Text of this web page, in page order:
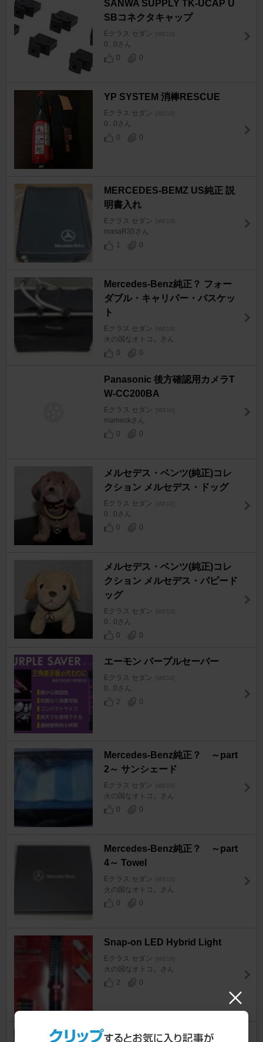
SANWA SUPPLY TK-UCAP U
SBコネクタキャップ
Eクラス セダン [W210]
0...0さん
0
0
YP SYSTEM 消棒RESCUE
Eクラス セダン [W210]
0...0さん
0
0
MERCEDES-BEMZ US純正 説
明書入れ
Eクラス セダン [W210]
masaR35さん
1
0
Mercedes-Benz純正？ フォー
ダブル・キャリパー・バスケッ
ト
Eクラス セダン [W210]
火の国なオトコ。さん
0
0
Panasonic 後方確認用カメラT
W-CC200BA
Eクラス セダン [W210]
mameckさん
0
0
メルセデス・ベンツ(純正)コレ
クション メルセデス・ドッグ
Eクラス セダン [W210]
0...0さん
0
0
メルセデス・ベンツ(純正)コレ
クション メルセデス・パピード
ッグ
Eクラス セダン [W210]
0...0さん
0
0
エーモン パープルセーバー
Eクラス セダン [W210]
0...0さん
2
0
Mercedes-Benz純正？ ～part
2～ サンシェード
Eクラス セダン [W210]
火の国なオトコ。さん
0
0
Mercedes-Benz純正？ ～part
4～ Towel
Eクラス セダン [W210]
火の国なオトコ。さん
0
0
Snap-on LED Hybrid Light
Eクラス セダン [W210]
火の国なオトコ。さん
2
0
BRABUS type キャリパー